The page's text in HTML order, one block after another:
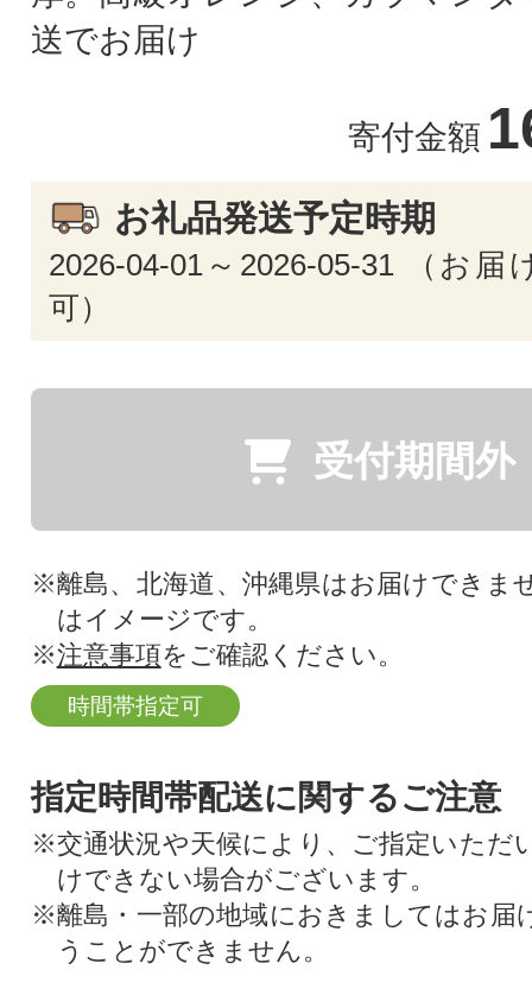
送でお届け
寄付金額
お礼品発送予定時期
2026-04-01～2026-05-31 （お届
可）
受付期間外
※離島、北海道、沖縄県はお届けできま
はイメージです。
※注意事項をご確認ください。
時間帯指定可
指定時間帯配送に関するご注意
※交通状況や天候により、ご指定いただ
けできない場合がございます。
※離島・一部の地域におきましてはお届
うことができません。